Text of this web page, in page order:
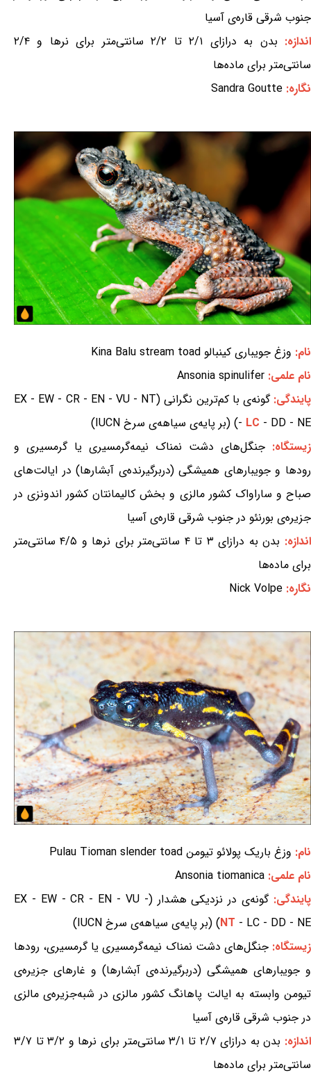
جنوب شرقی قاره‌ی آسیا
اندازه:
بدن به درازای ۲/۱ تا ۲/۲ سانتی‌متر برای نرها و ۲/۴
سانتی‌متر برای ماده‌ها
نگاره: Sandra Goutte
نام: وزغ جویباری کینبالو Kina Balu stream toad
نام علمی: Ansonia spinulifer
پایندگی:
گونه‌ی با کم‌ترین نگرانی (EX - EW - CR - EN - VU - NT
- LC - DD - NE) (بر پایه‌ی سیاهه‌ی سرخ IUCN)
زیستگاه: جنگل‌های دشت نمناک نیمه‌گرمسیری یا گرمسیری و
رودها و جویبارهای همیشگی (دربرگیرنده‌ی آبشارها) در ایالت‌های
صباح و ساراواک کشور مالزی و بخش کالیمانتان کشور اندونزی در
جزیره‌ی بورنئو در جنوب شرقی قاره‌ی آسیا
اندازه:
بدن به درازای ۳ تا ۴ سانتی‌متر برای نرها و ۴/۵ سانتی‌متر
برای ماده‌ها
نگاره: Nick Volpe
نام: وزغ باریک پولائو تیومن Pulau Tioman slender toad
نام علمی: Ansonia tiomanica
پایندگی:گونه‌ی در نزدیکی هشدار (EX - EW - CR - EN - VU -
NT - LC - DD - NE) (بر پایه‌ی سیاهه‌ی سرخ IUCN)
زیستگاه:جنگل‌های دشت نمناک نیمه‌گرمسیری یا گرمسیری، رودها
و جویبارهای همیشگی (دربرگیرنده‌ی آبشارها) و غارهای جزیره‌ی
تیومن وابسته به ایالت پاهانگ کشور مالزی در شبه‌جزیره‌ی مالزی
در جنوب شرقی قاره‌ی آسیا
اندازه:
بدن به درازای ۲/۷ تا ۳/۱ سانتی‌متر برای نرها و ۳/۲ تا ۳/۷
سانتی‌متر برای ماده‌ها